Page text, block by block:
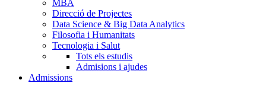
MBA
Direcció de Projectes
Data Science & Big Data Analytics
Filosofia i Humanitats
Tecnologia i Salut
Tots els estudis
Admisions i ajudes
Admissions